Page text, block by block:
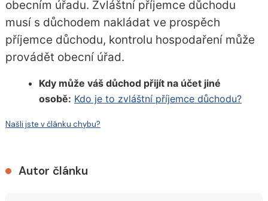
obecním úřadu. Zvláštní příjemce důchodu
musí s důchodem nakládat ve prospěch
příjemce důchodu, kontrolu hospodaření může
provádět obecní úřad.
Kdy může váš důchod přijít na účet jiné
osobě: Kdo je to zvláštní příjemce důchodu?
Našli jste v článku chybu?
Autor článku